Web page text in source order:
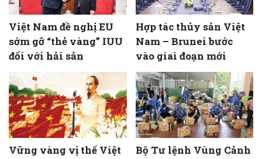
Việt Nam đề nghị EU
sớm gỡ “thẻ vàng” IUU
đối với hải sản
Hợp tác thủy sản Việt
Nam – Brunei bước
vào giai đoạn mới
Vững vàng vị thế Việt
Bộ Tư lệnh Vùng Cảnh